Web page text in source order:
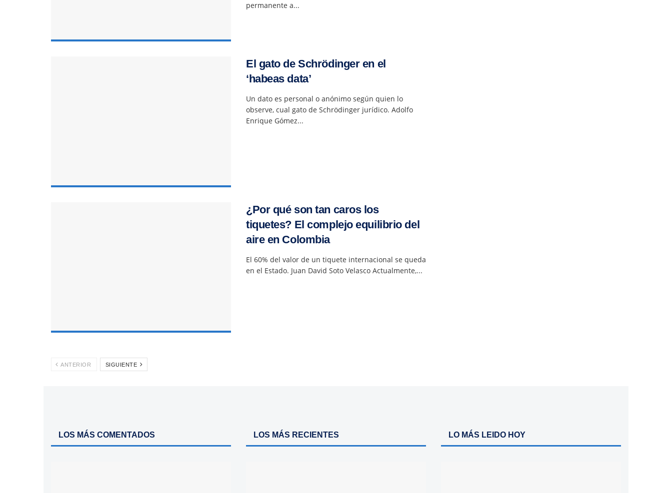
permanente a...
El gato de Schrödinger en el
‘habeas data’
Un dato es personal o anónimo según quien lo
observe, cual gato de Schrödinger jurídico. Adolfo
Enrique Gómez...
¿Por qué son tan caros los
tiquetes? El complejo equilibrio del
aire en Colombia
El 60% del valor de un tiquete internacional se queda
en el Estado. Juan David Soto Velasco Actualmente,...
ANTERIOR SIGUIENTE
LOS MÁS COMENTADOS LOS MÁS RECIENTES LO MÁS LEIDO HOY